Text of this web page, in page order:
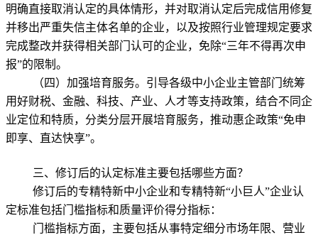
明确直接取消认定的具体情形，并对取消认定后完成信用修复
并移出严重失信主体名单的企业，以及按照行业管理规定要求
完成整改并获得相关部门认可的企业，免除“三年不得再次申
报”的限制。
（四）加强培育服务。引导各级中小企业主管部门统筹
用好财税、金融、科技、产业、人才等支持政策，结合不同企
业定位和特质，分类分层开展培育服务，推动惠企政策“免申
即享、直达快享”。
三、修订后的认定标准主要包括哪些方面？
修订后的专精特新中小企业和专精特新“小巨人”企业认
定标准包括门槛指标和质量评价得分指标：
门槛指标方面，主要包括从事特定细分市场年限、营业